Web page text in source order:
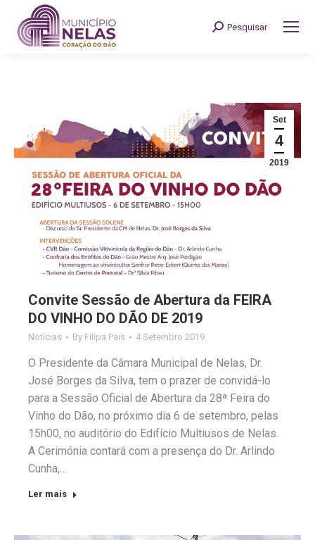
Search:
Pesquisar
Set
4
2019
Convite Sessão de Abertura da FEIRA
DO VINHO DO DÃO DE 2019
Notícias By Filipa Pais 4 Setembro 2019
O Presidente da Câmara Municipal de Nelas, Dr.
José Borges da Silva, tem o prazer de convidá-lo
para a Sessão Oficial de Abertura da 28ª Feira do
Vinho do Dão, no próximo dia 6 de setembro, pelas
15h00, no auditório do Edifício Multiusos de Nelas.
A Cerimónia contará com a presença do Dr. Arlindo
Cunha,…
Ler mais